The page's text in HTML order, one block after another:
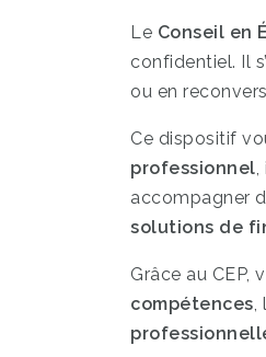
Le Conseil en
confidentiel. Il
ou en
Ce dispositif
professionnel,
accompagner
solutions de
Grâce au CEP,
compétences,